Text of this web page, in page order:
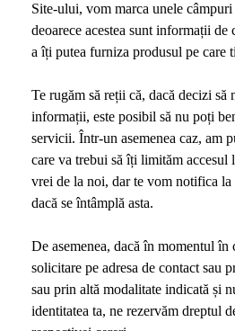
Site-ului, vom marca unele
deoarece acestea sunt informații de
a îți putea furniza produsul pe care
Te rugăm să reții că, dacă decizi să
informații, este posibil să nu poți
servicii. Într-un asemenea caz, am
care va trebui să îți limităm accesul
vrei de la noi, dar te vom notifica
dacă se întâmplă asta.
De asemenea, dacă în momentul în
solicitare pe adresa de contact sau
sau prin altă modalitate indicată și
identitatea ta, ne rezervăm dreptul